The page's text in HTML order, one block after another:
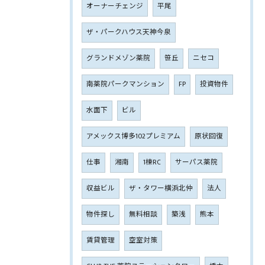
オーナーチェンジ 平尾
ザ・パークハウス天神今泉
グランドメゾン薬院 笹丘 ニセコ
南薬院パークマンション FP 投資物件
水面下 ビル
アメックス博多102プレミアム 原状回復
仕事 湘南 1棟RC サーパス薬院
収益ビル ザ・タワー横浜北仲 法人
物件探し 無料相談 築浅 熊本
賃貸管理 空室対策